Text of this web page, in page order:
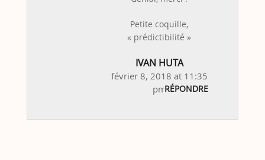
Petite coquille,
« prédictibilité »
IVAN HUTA
février 8, 2018 at 11:35
pmRÉPONDRE